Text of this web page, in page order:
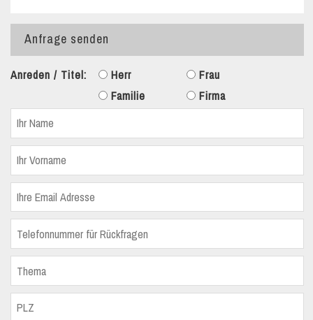
Anfrage senden
Anreden / Titel: Herr
Frau
Familie
Firma